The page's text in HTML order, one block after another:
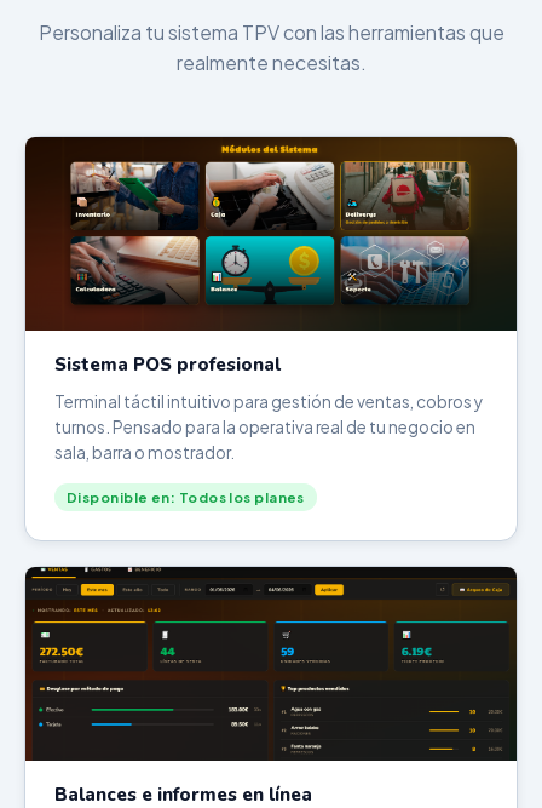
Personaliza tu sistema TPV con las herramientas que
realmente necesitas.
Sistema POS profesional
Terminal táctil intuitivo para gestión de ventas, cobros y
turnos. Pensado para la operativa real de tu negocio en
sala, barra o mostrador.
Disponible en: Todos los planes
Balances e informes en línea